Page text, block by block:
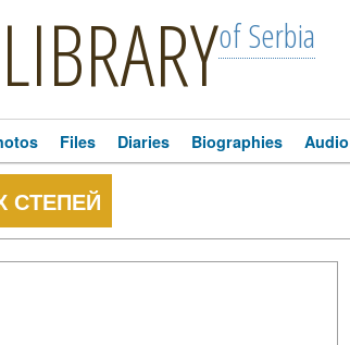
LIBRARYof Serbia
Files Diaries Biographies Audio
СТЕПЕЙ